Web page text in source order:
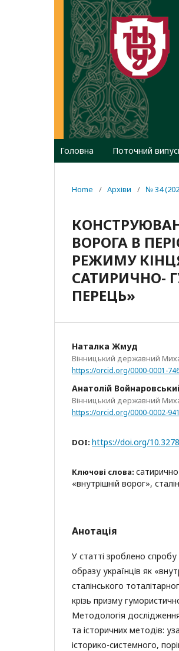
Головна Поточний
Home / Архіви / № 34
ВОРОГА В
РЕЖИМУ
САТИРИЧНО-
ПЕРЕЦЬ»
Наталка Жмуд
Вінницький державний
https://orcid.org/0000-0001-
Анатолій
Вінницький державний
https://orcid.org/0000-0002-
DOI: https://doi.org/
Ключові слова:
«внутрішній ворог»,
Анотація
У статті зроблено
образу українців як
сталінського
крізь призму
Методологія
та історичних методів:
історико-системного,